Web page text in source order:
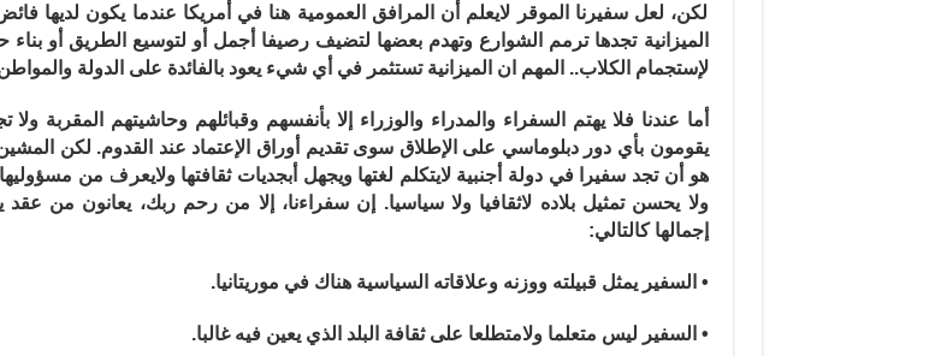
لكن، لعل سفيرنا الموقر لايعلم أن المرافق العمومية هنا في أمريكا عندما يكون لديها
الميزانية تجدها ترمم الشوارع وتهدم بعضها لتضيف رصيفا أجمل أو لتوسيع الطريق أو بناء
لإستجمام الكلاب.. المهم ان الميزانية تستثمر في أي شيء يعود بالفائدة على الدولة
أما عندنا فلا يهتم السفراء والمدراء والوزراء إلا بأنفسهم وقبائلهم وحاشيتهم المقربة ولا
يقومون بأي دور دبلوماسي على الإطلاق سوى تقديم أوراق الإعتماد عند القدوم. لكن
هو أن تجد سفيرا في دولة أجنبية لايتكلم لغتها ويجهل أبجديات ثقافتها ولايعرف من مسؤوليها
ولا يحسن تمثيل بلاده لاثقافيا ولا سياسيا. إن سفراءنا، إلا من رحم ربك، يعانون من عقد
إجمالها كالتالي:
• السفير يمثل قبيلته ووزنه وعلاقاته السياسية هناك في موريتانيا.
• السفير ليس متعلما ولامتطلعا على ثقافة البلد الذي يعين فيه غالبا.